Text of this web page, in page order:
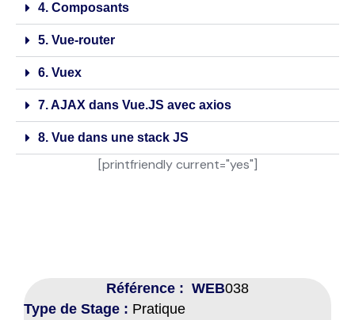
4. Composants
5. Vue-router
6. Vuex
7. AJAX dans Vue.JS avec axios
8. Vue dans une stack JS
[printfriendly current="yes"]
Référence : WEB038
Type de Stage : Pratique